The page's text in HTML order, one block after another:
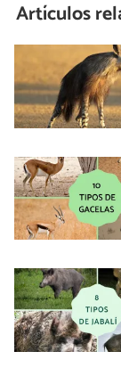
Artículos